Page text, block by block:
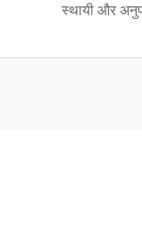
स्थायी और